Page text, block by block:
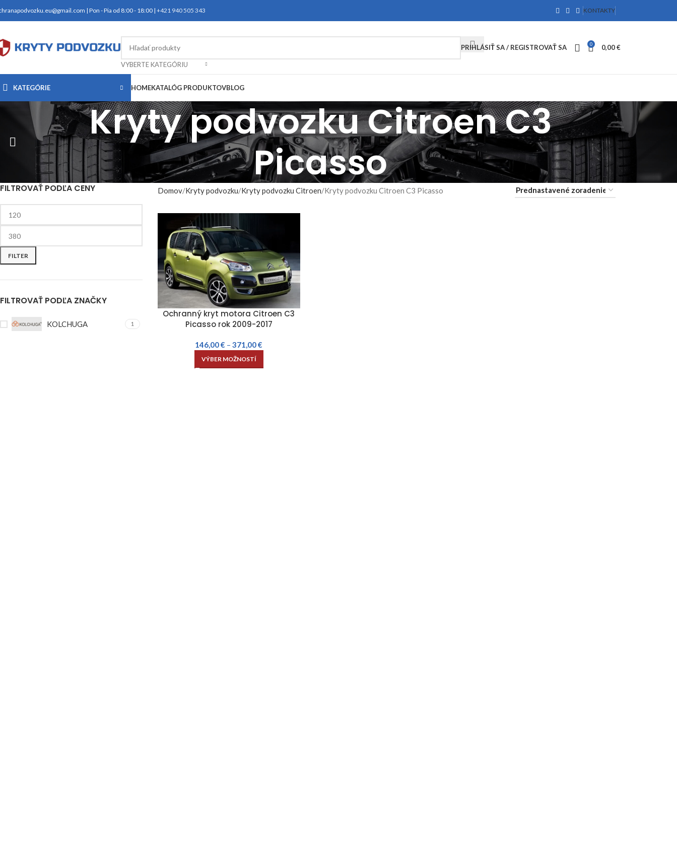
| Pon - Pia od 8:00 - 18:00 | +421 940 505 343 KONTAKTY
VYBERTE KATEGÓRIU
PRIHLÁSIŤ SA / REGISTROVAŤ SA 0 0,00€
KATEGÓRIE HOMEKATALÓG PRODUKTOVBLOG
Kryty podvozku Citroen C3
Picasso
FILTROVAŤ PODĽA CENY
FILTER
FILTROVAŤ PODĽA ZNAČKY
KOLCHUGA 1
Domov Kryty podvozku Kryty podvozku Citroen Kryty podvozku Citroen C3 Picasso
Ochranný kryt motora Citroen C3
Picasso rok 2009-2017
146,00€ – 371,00€
VÝBER MOŽNOSTÍ